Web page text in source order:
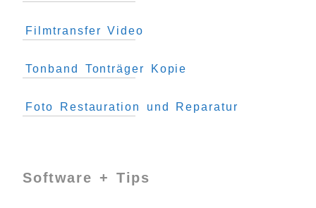
Filmtransfer Video
Tonband Tonträger Kopie
Foto Restauration und Reparatur
Software + Tips